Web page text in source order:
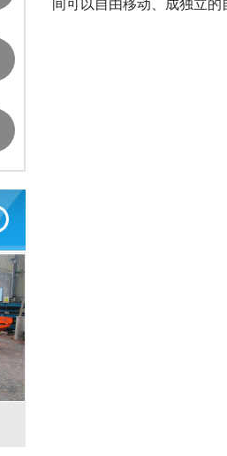
间可以自由移动、成独立的